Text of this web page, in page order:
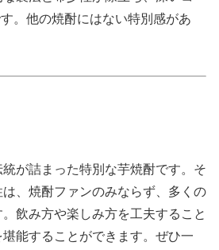
。他の焼酎にはない特別感があ
が詰まった特別な芋焼酎です。そ
、焼酎ファンのみならず、多くの
飲み方や楽しみ方を工夫すること
能することができます。ぜひ一